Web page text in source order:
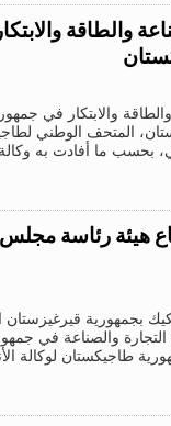
والطاقة
والابتكار في
المتحف الوطني
ما أفادت به وكالة
رئاسة مجلس
مدينة بيشكيك بجمهورية
والصناعة في
طاجيكستان لوكالة